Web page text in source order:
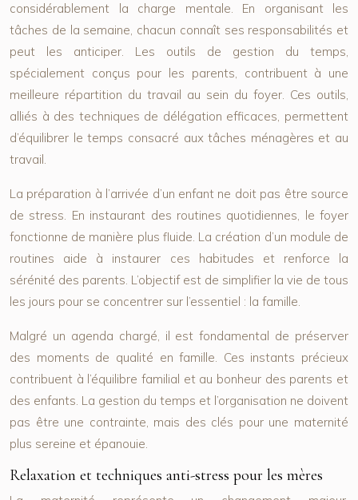
considérablement la charge mentale. En organisant les
tâches de la semaine, chacun connaît ses responsabilités et
peut les anticiper. Les outils de gestion du temps,
spécialement conçus pour les parents, contribuent à une
meilleure répartition du travail au sein du foyer. Ces outils,
alliés à des techniques de délégation efficaces, permettent
d’équilibrer le temps consacré aux tâches ménagères et au
travail.
La préparation à l’arrivée d’un enfant ne doit pas être source
de stress. En instaurant des routines quotidiennes, le foyer
fonctionne de manière plus fluide. La création d’un module de
routines aide à instaurer ces habitudes et renforce la
sérénité des parents. L’objectif est de simplifier la vie de tous
les jours pour se concentrer sur l’essentiel : la famille.
Malgré un agenda chargé, il est fondamental de préserver
des moments de qualité en famille. Ces instants précieux
contribuent à l’équilibre familial et au bonheur des parents et
des enfants. La gestion du temps et l’organisation ne doivent
pas être une contrainte, mais des clés pour une maternité
plus sereine et épanouie.
Relaxation et techniques anti-stress pour les mères